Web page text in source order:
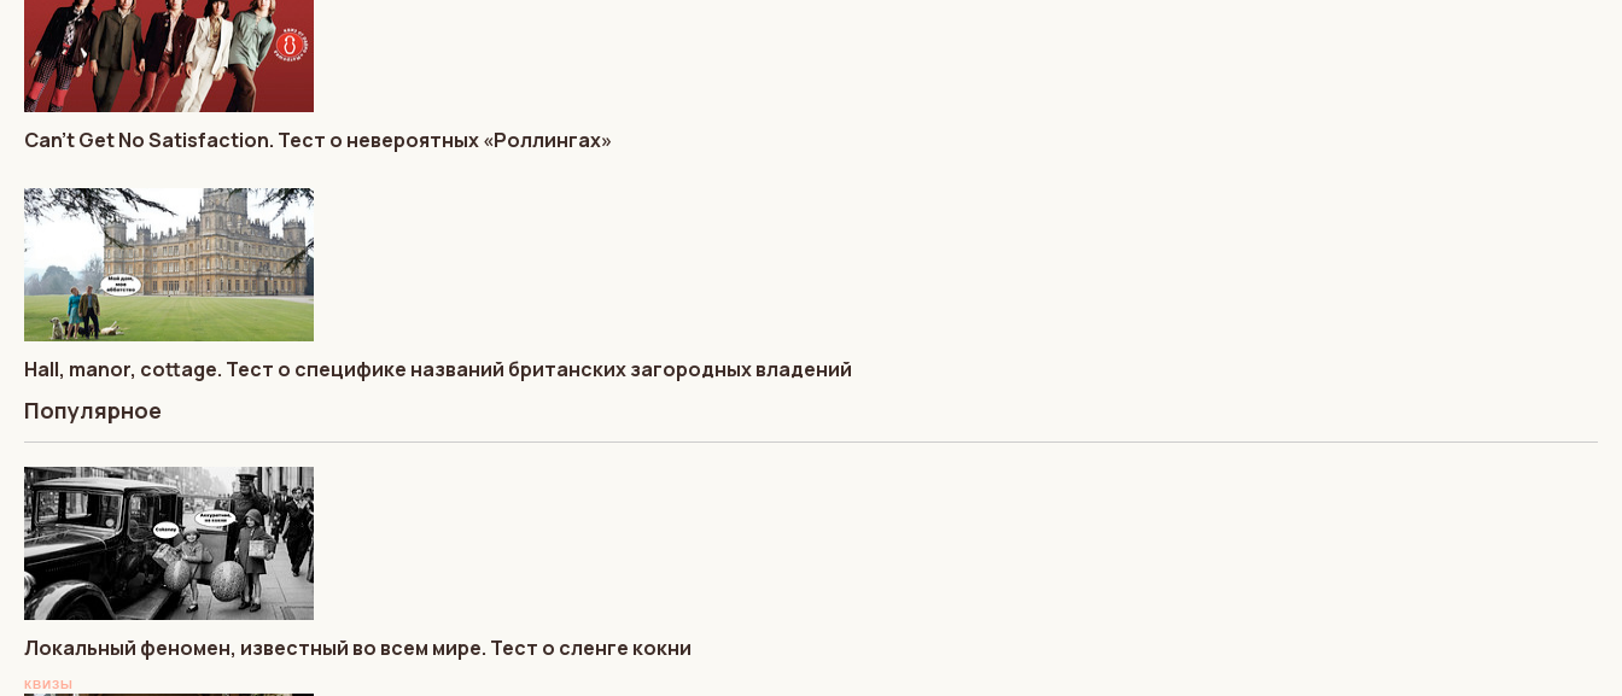
Can’t Get No Satisfaction. Тест о невероятных «Роллингах»
Hall, manor, cottage. Тест о специфике названий британских загородных владений
Популярное
Локальный феномен, известный во всем мире. Тест о сленге кокни
КВИЗЫ